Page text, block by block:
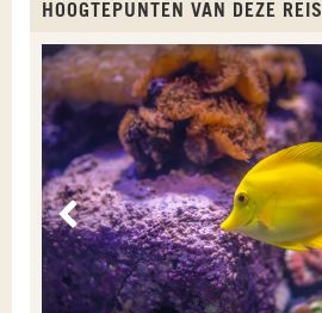
HOOGTEPUNTEN VAN DEZE REIS
Vorige